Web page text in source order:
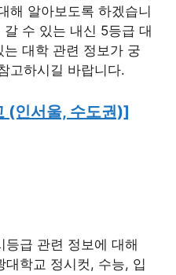
해 알아보도록 하겠습니
수 있는 내신 5등급 대
대학 관련 정보가 궁
고하시길 바랍니다.
(인서울, 수도권)]
급 관련 정보에 대해
대학교 정시컷, 수능, 입